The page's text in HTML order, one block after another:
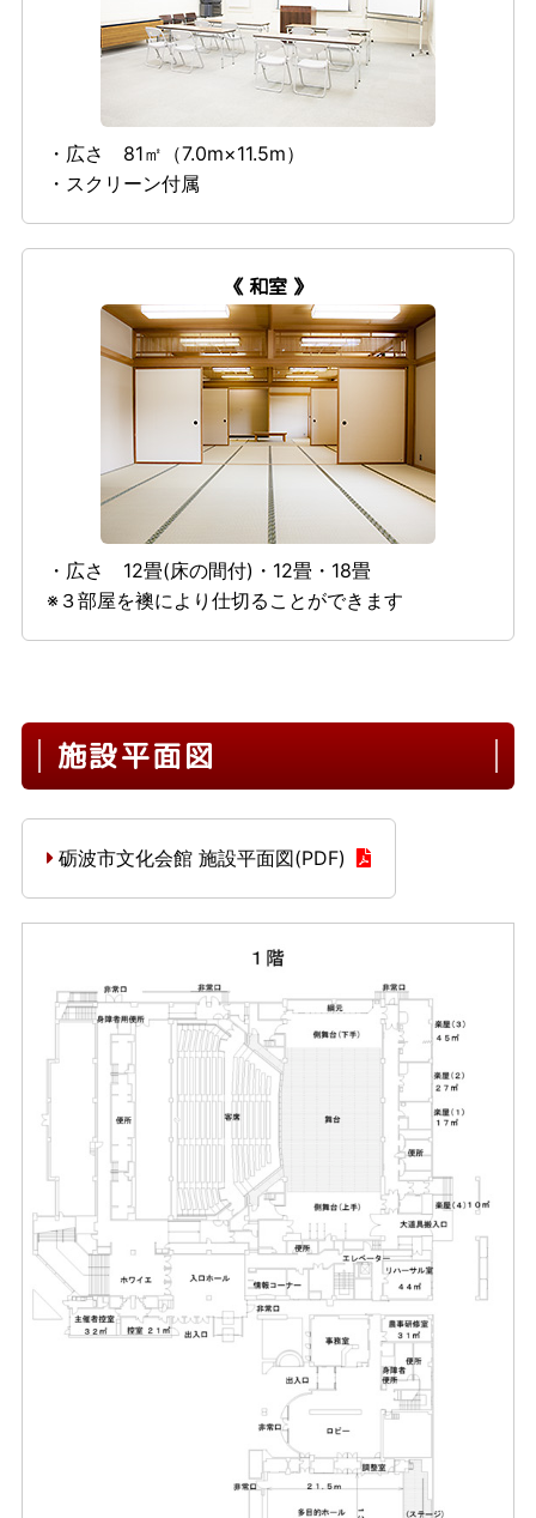
・広さ 81㎡（7.0m×11.5m）
・スクリーン付属
《 和室 》
・広さ 12畳(床の間付)・12畳・18畳
※３部屋を襖により仕切ることができます
施設平面図
砺波市文化会館 施設平面図(PDF)